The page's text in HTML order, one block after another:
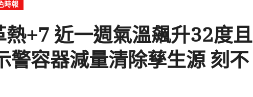
時報
熱+7 近一週氣溫飆升32度且
警容器減量清除孳生源 刻不